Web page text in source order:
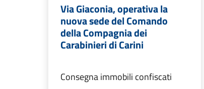
Via Giaconia, operativa la
nuova sede del Comando
della Compagnia dei
Carabinieri di Carini
Consegna immobili confiscati